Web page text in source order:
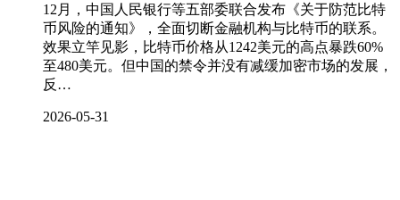
12月，中国人民银行等五部委联合发布《关于防范比特
币风险的通知》，全面切断金融机构与比特币的联系。
效果立竿见影，比特币价格从1242美元的高点暴跌60%
至480美元。但中国的禁令并没有减缓加密市场的发展，
反…
2026-05-31